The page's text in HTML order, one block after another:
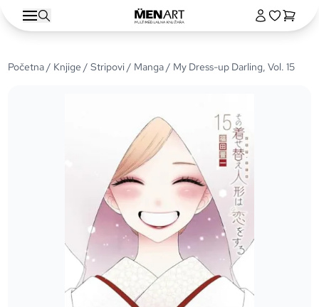
Početna/ Knjige /Stripovi/ Manga/ My Dress-up Darling, Vol. 15